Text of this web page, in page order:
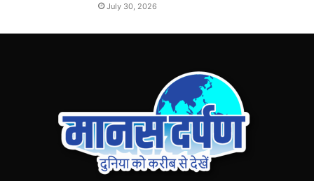
July 30, 2026